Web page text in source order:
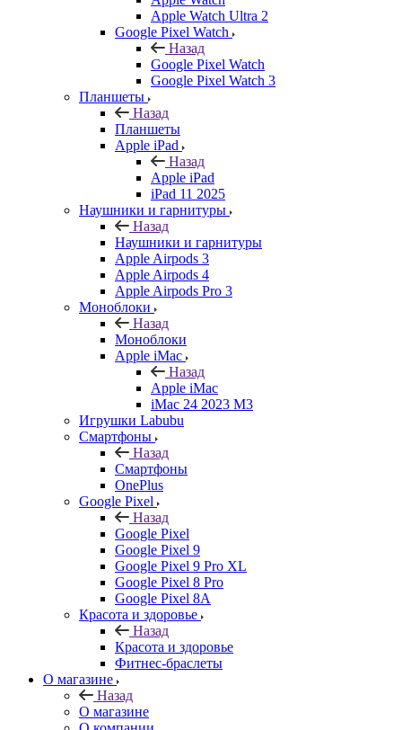
Apple Watch Ultra 2
Google Pixel Watch
Назад
Google Pixel Watch
Google Pixel Watch 3
Планшеты
Назад
Планшеты
Apple iPad
Назад
Apple iPad
iPad 11 2025
Наушники и гарнитуры
Назад
Наушники и гарнитуры
Apple Airpods 3
Apple Airpods 4
Apple Airpods Pro 3
Моноблоки
Назад
Моноблоки
Apple iMac
Назад
Apple iMac
iMac 24 2023 M3
Игрушки Labubu
Смартфоны
Назад
Смартфоны
OnePlus
Google Pixel
Назад
Google Pixel
Google Pixel 9
Google Pixel 9 Pro XL
Google Pixel 8 Pro
Google Pixel 8A
Красота и здоровье
Назад
Красота и здоровье
Фитнес-браслеты
О магазине
Назад
О магазине